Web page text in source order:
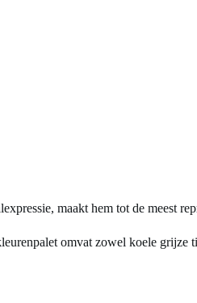
maakt hem tot de meest
omvat zowel koele grijze